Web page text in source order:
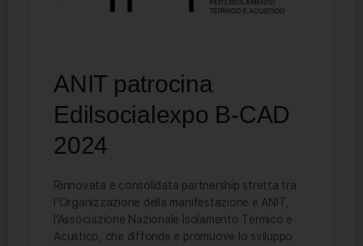
ANIT patrocina
Edilsocialexpo B-CAD
2024
Rinnovata e consolidata partnership stretta tra
l’Organizzazione della manifestazione e ANIT,
l’Associazione Nazionale Isolamento Termico e
Acustico, che diffonde e promuove lo sviluppo